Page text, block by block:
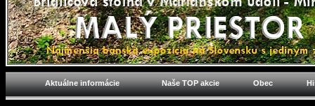
Aktuálne informácie Naše TOP akcie Obec